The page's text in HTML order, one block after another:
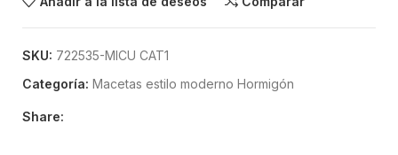
SKU: 722535-MICU CAT1
Categoría: Macetas estilo moderno Hormigón
Share: